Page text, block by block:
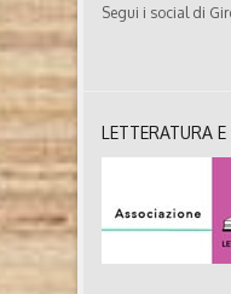
Segui i social di
LETTERATURA